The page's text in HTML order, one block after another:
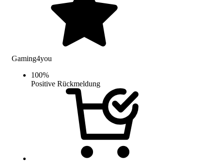
Gaming4you
100%
Positive Rückmeldung